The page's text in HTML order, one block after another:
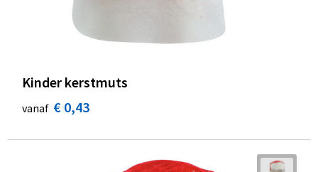
Kinder kerstmuts
vanaf € 0,43